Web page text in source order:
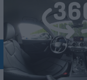
Kontakt na predajcu